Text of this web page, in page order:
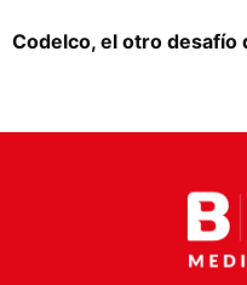
Codelco, el otro desafío